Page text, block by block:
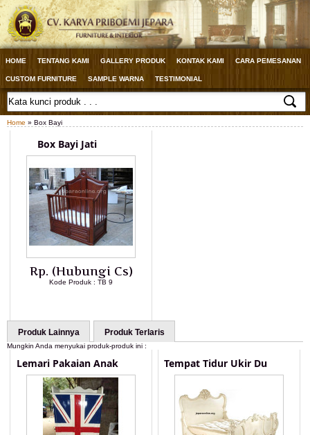
HOME TENTANG KAMI GALLERY PRODUK KONTAK KAMI CARA PEMESANAN
CUSTOM FURNITURE SAMPLE WARNA TESTIMONIAL
Home » Box Bayi
Box Bayi Jati
Rp. (Hubungi Cs)
Kode Produk : TB 9
Produk Lainnya Produk Terlaris
Mungkin Anda menyukai produk-produk ini :
Lemari Pakaian Anak Tempat Tidur Ukir Du